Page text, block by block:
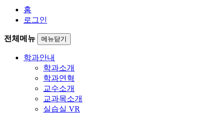
홈
로그인
전체메뉴 메뉴닫기
학과안내
학과소개
학과연혁
교수소개
교과목소개
실습실 VR